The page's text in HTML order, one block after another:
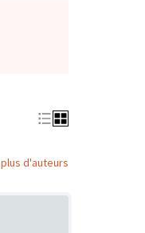
d'auteurs